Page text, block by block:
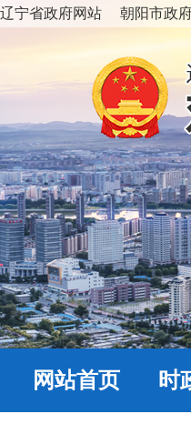
辽宁省政府网站 朝阳市政
网站首页 时